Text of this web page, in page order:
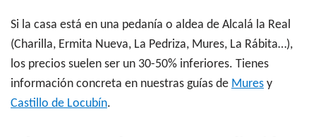
Si la casa está en una pedanía o aldea de Alcalá la Real
(Charilla, Ermita Nueva, La Pedriza, Mures, La Rábita…),
los precios suelen ser un 30-50% inferiores. Tienes
información concreta en nuestras guías de Mures y
Castillo de Locubín.